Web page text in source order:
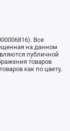
Все
на данном
публичной
товаров
как по цвету,